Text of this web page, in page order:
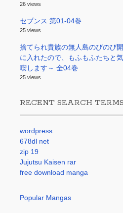
26 views
セブンス 第01-04巻
25 views
捨てられ貴族の無人島のびのび
に入れたので、もふもふたちと
喫します～ 全04巻
25 views
RECENT SEARCH TERMS
wordpress
678dl net
zip 19
Jujutsu Kaisen rar
free download manga
Popular Mangas